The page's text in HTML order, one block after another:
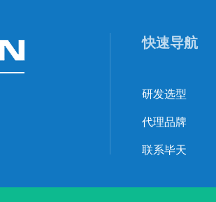
快速导航
研发选型
代理品牌
联系毕天